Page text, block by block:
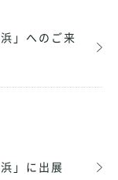
」へのご来
」に出展